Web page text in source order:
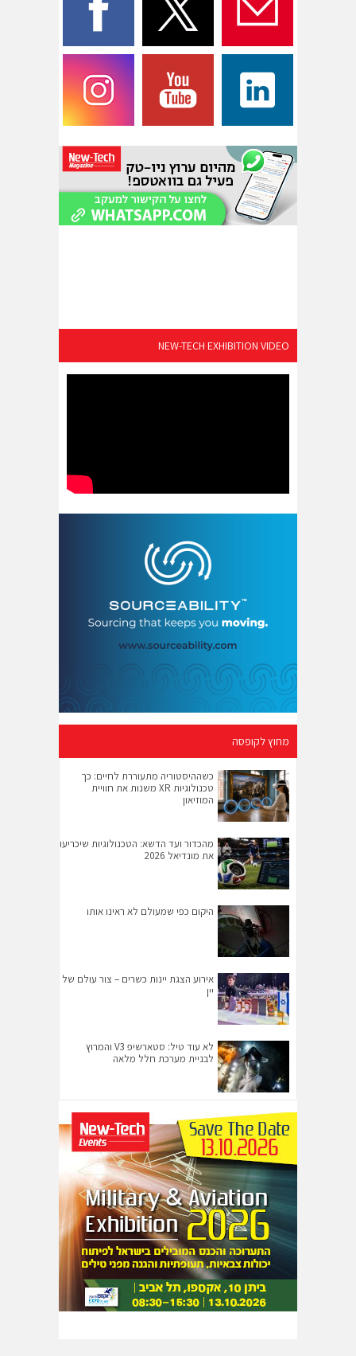
NEW-TECH EXHIBITION VIDEO
מחוץ לקופסה
כשההיסטוריה מתעוררת לחיים: כך
טכנולוגיות XR משנות את חוויית
המוזיאון
מהכדור ועד הדשא: הטכנולוגיות שיכריעו
את מונדיאל 2026
היקום כפי שמעולם לא ראינו אותו
אירוע הצגת יינות כשרים – צור עולם של
יין
לא עוד טיל: סטארשיפ V3 והמרוץ
לבניית מערכת חלל מלאה